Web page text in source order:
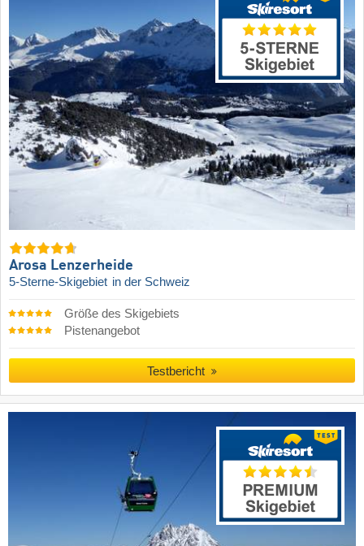
Arosa Lenzerheide
5-Sterne-Skigebiet in der Schweiz
Größe des Skigebiets
Pistenangebot
Testbericht